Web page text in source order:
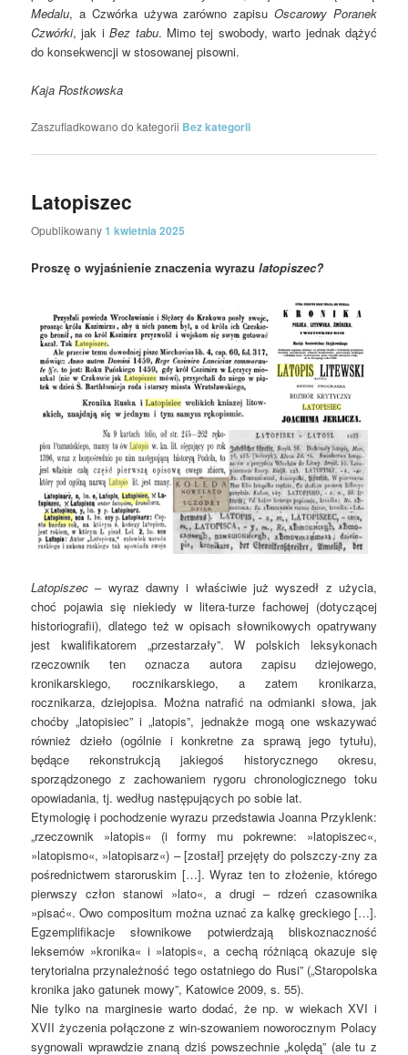
Medalu, a Czwórka używa zarówno zapisuOscarowy Poranek
Czwórki, jak iBez tabu. Mimo tej swobody, warto jednak dążyć
do konsekwencji w stosowanej pisowni.
Kaja Rostkowska
Zaszufladkowano do kategorii Bez kategorii
Latopiszec
Opublikowany1 kwietnia 2025
Proszę o wyjaśnienie znaczenia wyrazulatopiszec?
Latopiszec – wyraz dawny i właściwie już wyszedł z użycia,
choć pojawia się niekiedy w litera-turze fachowej (dotyczącej
historiografii), dlatego też w opisach słownikowych opatrywany
jest kwalifikatorem „przestarzały”. W polskich leksykonach
rzeczownik ten oznacza autora zapisu dziejowego,
kronikarskiego, rocznikarskiego, a zatem kronikarza,
rocznikarza, dziejopisa. Można natrafić na odmianki słowa, jak
choćby „latopisiec” i „latopis”, jednakże mogą one wskazywać
również dzieło (ogólnie i konkretne za sprawą jego tytułu),
będące rekonstrukcją jakiegoś historycznego okresu,
sporządzonego z zachowaniem rygoru chronologicznego toku
opowiadania, tj. według następujących po sobie lat.
Etymologię i pochodzenie wyrazu przedstawia Joanna Przyklenk:
„rzeczownik »latopis« (i formy mu pokrewne: »latopiszec«,
»latopismo«, »latopisarz«) – [został] przejęty do polszczy-zny za
pośrednictwem staroruskim […]. Wyraz ten to złożenie, którego
pierwszy człon stanowi »lato«, a drugi – rdzeń czasownika
»pisać«. Owo compositum można uznać za kalkę greckiego […].
Egzemplifikacje słownikowe potwierdzają bliskoznaczność
leksemów »kronika« i »latopis«, a cechą różniącą okazuje się
terytorialna przynależność tego ostatniego do Rusi” („Staropolska
kronika jako gatunek mowy”, Katowice 2009, s. 55).
Nie tylko na marginesie warto dodać, że np. w wiekach XVI i
XVII życzenia połączone z win-szowaniem noworocznym Polacy
sygnowali wprawdzie znaną dziś powszechnie „kolędą” (ale tu z